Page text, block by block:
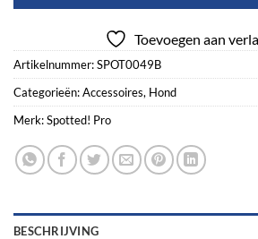
Toevoegen aan
Artikelnummer:SPOT0049B
Categorieën:Accessoires, Hond
Merk:Spotted! Pro
BESCHRIJVING